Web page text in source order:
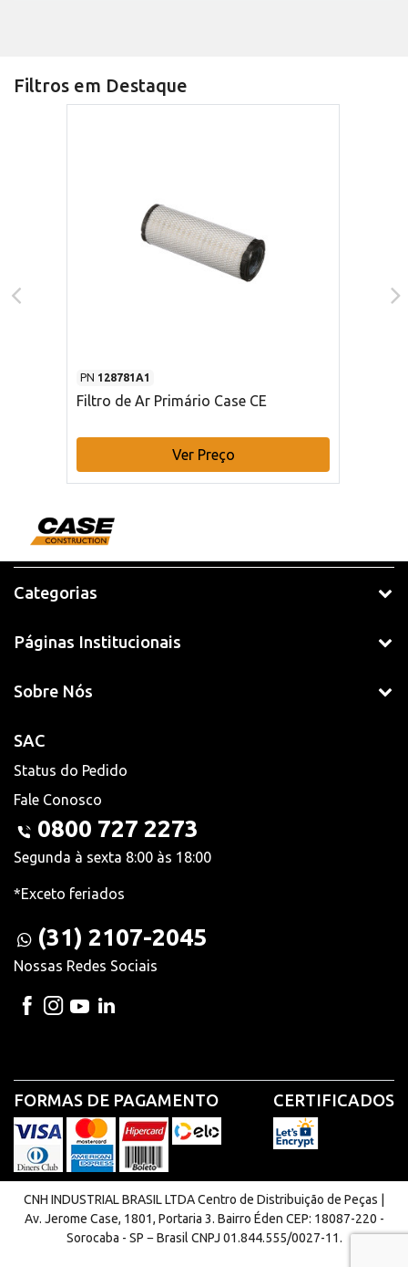
Filtros em Destaque
PN 128781A1
Filtro de Ar Primário Case CE
Ver Preço
Categorias
Páginas Institucionais
Sobre Nós
SAC
Status do Pedido
Fale Conosco
0800 727 2273
Segunda à sexta 8:00 às 18:00
*Exceto feriados
(31) 2107-2045
Nossas Redes Sociais
FORMAS DE PAGAMENTO CERTIFICADOS
CNH INDUSTRIAL BRASIL LTDA Centro de Distribuição de Peças |
Av. Jerome Case, 1801, Portaria 3. Bairro Éden CEP: 18087-220 -
Sorocaba - SP − Brasil CNPJ 01.844.555/0027-11.